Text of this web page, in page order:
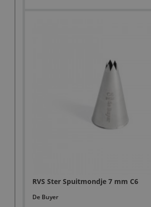
RVS Ster Spuitmondje 7 mm C6
De Buyer